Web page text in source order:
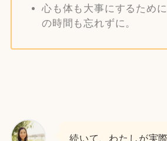
心も体も大事にするため
の時間も忘れずに。
続いて、わたしが実